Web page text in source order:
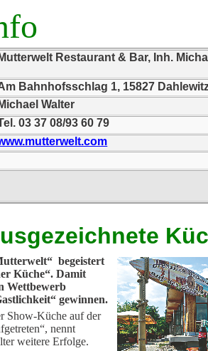
begeistert
Küche“. Damit
Wettbewerb
gewinnen.
Show-Küche auf der
nennt
weitere Erfolge.
Mutterwelt Restaurant & Bar, Inh.
Bahnhofsschlag 1, 15827
Michael Walter
03 37 08/93 60 79